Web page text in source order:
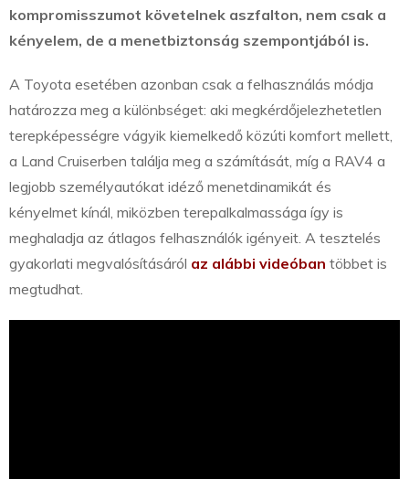
kompromisszumot követelnek aszfalton, nem csak a
kényelem, de a menetbiztonság szempontjából is.
A Toyota esetében azonban csak a felhasználás módja
határozza meg a különbséget: aki megkérdőjelezhetetlen
terepképességre vágyik kiemelkedő közúti komfort mellett,
a Land Cruiserben találja meg a számítását, míg a RAV4 a
legjobb személyautókat idéző menetdinamikát és
kényelmet kínál, miközben terepalkalmassága így is
meghaladja az átlagos felhasználók igényeit. A tesztelés
gyakorlati megvalósításáról az alábbi videóban többet is
megtudhat.